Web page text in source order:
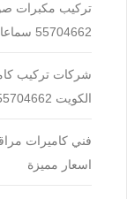
تركيب مكبرات
55704662 سماعات سقف بلوتوث وعادي
شركات تركيب
الكويت 55704662
اسعار مميزة